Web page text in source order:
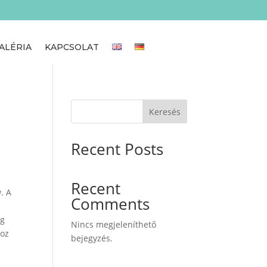
KAPCSOLAT
A
Keresés
Recent Posts
Recent
Comments
Nincs megjeleníthető
bejegyzés.